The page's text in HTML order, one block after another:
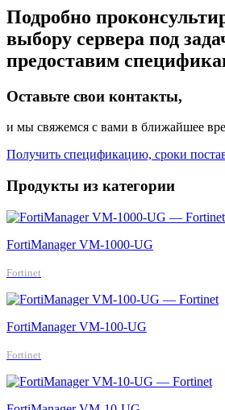
Подробно
выбору сервера под
предоставим
Оставьте свои контакты,
и мы свяжемся с вами в ближайшее
Получить спецификацию, сроки
Продукты из категории
FortiManager VM-1000-UG
Fortinet
FortiManager VM-100-UG
Fortinet